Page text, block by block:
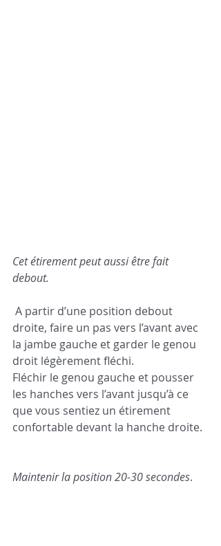
Cet étirement peut aussi être fait
debout.
droite, faire un pas vers l’avant avec
la jambe gauche et garder le genou
droit légèrement fléchi.
Fléchir le genou gauche et pousser
les hanches vers l’avant jusqu’à ce
que vous sentiez un étirement
confortable devant la hanche droite.
Maintenir la position 20-30 secondes.